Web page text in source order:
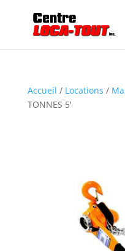
Accueil / Locations /
TONNES 5′